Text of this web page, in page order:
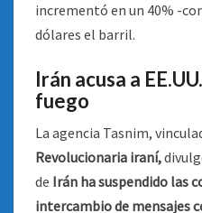
incrementó en un 40% -
dólares el barril.
Irán acusa a
fuego
La agencia Tasnim,
Revolucionaria iraní,
de Irán ha suspendido las
intercambio de mensajes